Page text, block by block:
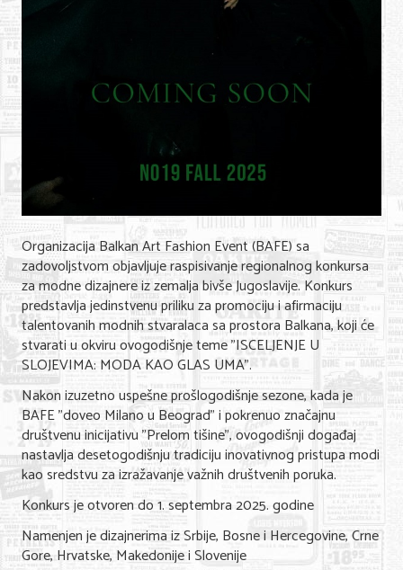
Sve za venčanje
Sport i rekreacija
Zdravlje i medicina
Hobi i razonoda
UPIS FIRMI
MARKETING
KONTAKT
O NAMA
Organizacija Balkan Art Fashion Event (BAFE) sa
zadovoljstvom objavljuje raspisivanje regionalnog konkursa
za modne dizajnere iz zemalja bivše Jugoslavije. Konkurs
predstavlja jedinstvenu priliku za promociju i afirmaciju
talentovanih modnih stvaralaca sa prostora Balkana, koji će
stvarati u okviru ovogodišnje teme "ISCELJENJE U
SLOJEVIMA: MODA KAO GLAS UMA".
Nakon izuzetno uspešne prošlogodišnje sezone, kada je
BAFE "doveo Milano u Beograd" i pokrenuo značajnu
društvenu inicijativu "Prelom tišine", ovogodišnji događaj
nastavlja desetogodišnju tradiciju inovativnog pristupa modi
kao sredstvu za izražavanje važnih društvenih poruka.
Konkurs je otvoren do 1. septembra 2025. godine
Namenjen je dizajnerima iz Srbije, Bosne i Hercegovine, Crne
Gore, Hrvatske, Makedonije i Slovenije